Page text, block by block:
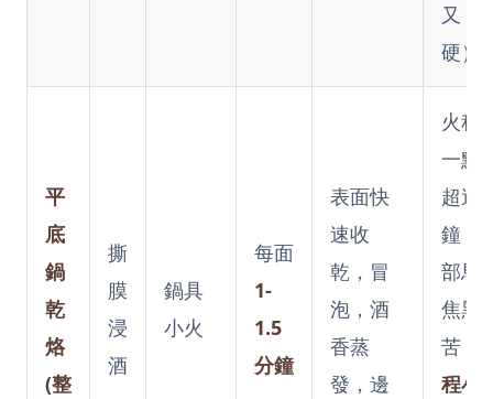
又
硬）
平
底
鍋
乾
烙
(整
撕
膜
浸
酒
鍋具
小火
每面
1-
1.5
分鐘
表面快
速收
乾，冒
泡，酒
香蒸
發，邊
火稍
一點
超過
鐘，
部馬
焦黑
苦！
程小